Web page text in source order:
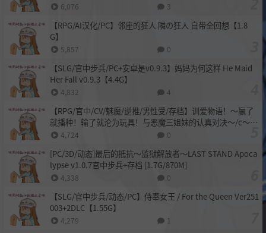
6,076 3
【RPG/AI汉化/PC】邻座的狂人 隣の狂人 自带全回想【1.8
G】
5,857 0
【SLG/官中步兵/PC+安卓是v0.9.3】妈妈为何这样 He Maid
Her Fall v0.9.3【4.4G】
4,832 4
【RPG/官中/CV/魅魔/逆推/男性受/存档】训爱物语！～赢了
就播种！输了就沦为玩具！与恶魔三姐妹的认真对决～/c～勝
てば種付け！負ければオモチャ！悪魔3姉妹とガチバトル～
4,724 0
[PC/3D/动态]最后的抵抗～监狱解放者～LAST STAND Apoca
lypse v1.0.7官中步兵+存档 [1.7G/870M]
4,338 0
【SLG/官中步兵/动态/PC】侍奉女王 / For the Queen Ver251
003+2DLC【1.55G】
4,279 1